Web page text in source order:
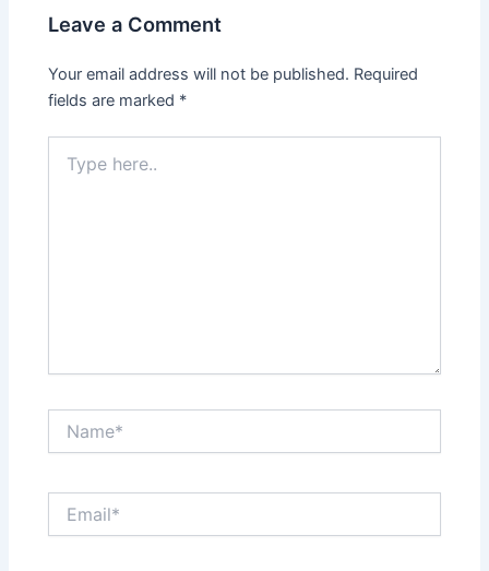
Leave a Comment
Your email address will not be published. Required
fields are marked *
here..